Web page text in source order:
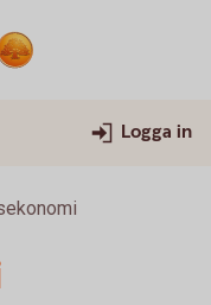
Logga in